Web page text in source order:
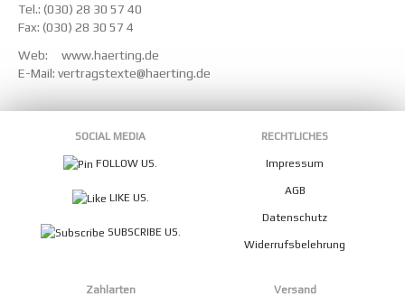
Tel.: (030) 28 30 57 40
Fax: (030) 28 30 57 4
Web: www.haerting.de
E-Mail: vertragstexte@haerting.de
SOCIAL MEDIA
FOLLOW US.
LIKE US.
SUBSCRIBE US.
RECHTLICHES
Impressum
AGB
Datenschutz
Widerrufsbelehrung
Zahlarten Versand